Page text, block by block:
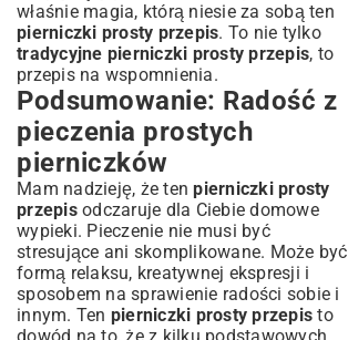
właśnie magia, którą niesie za sobą ten
pierniczki prosty przepis. To nie tylko
tradycyjne pierniczki prosty przepis, to
przepis na wspomnienia.
Podsumowanie: Radość z
pieczenia prostych
pierniczków
Mam nadzieję, że tenpierniczki prosty
przepisodczaruje dla Ciebie domowe
wypieki. Pieczenie nie musi być
stresujące ani skomplikowane. Może być
formą relaksu, kreatywnej ekspresji i
sposobem na sprawienie radości sobie i
innym. Ten pierniczki prosty przepis to